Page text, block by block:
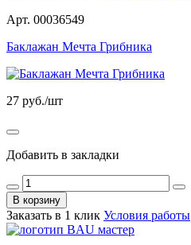
Арт. 00036549
Баклажан Мечта Грибника
27 руб./шт
Добавить в закладки
В корзину
Заказать в 1 клик Условия работы